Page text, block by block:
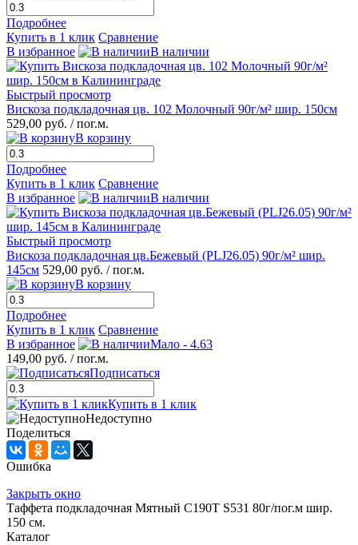
Подробнее
Купить в 1 клик Сравнение
В избранное
В наличии
Быстрый просмотр
Вискоза подкладочная цв. 102 Молочный 90г/м² шир. 150см
529,00 руб. / пог.м.
В корзину
Подробнее
Купить в 1 клик Сравнение
В избранное
В наличии
Быстрый просмотр
Вискоза подкладочная цв.Бежевый (PLJ26.05) 90г/м² шир.
145см 529,00 руб. / пог.м.
В корзину
Подробнее
Купить в 1 клик Сравнение
В избранное
Мало - 4.63
149,00 руб. / пог.м.
Подписаться
Купить в 1 клик
Недоступно
Поделиться
Ошибка
Закрыть окно
Таффета подкладочная Мятный С190Т S531 80г/пог.м шир.
150 см.
Каталог